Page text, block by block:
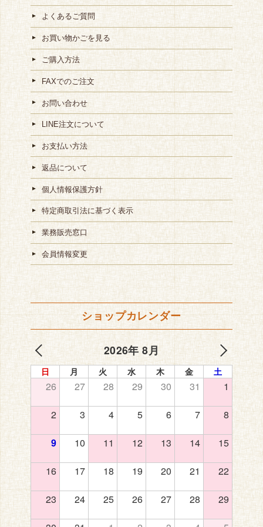
よくあるご質問
お買い物かごを見る
ご購入方法
FAXでのご注文
お問い合わせ
LINE注文について
お支払い方法
返品について
個人情報保護方針
特定商取引法に基づく表示
業務販売窓口
会員情報変更
ショップカレンダー
2026年 8月
日 月 火 水 木 金 土
26 27 28 29 30 31 1
2 3 4 5 6 7 8
9 10 11 12 13 14 15
16 17 18 19 20 21 22
23 24 25 26 27 28 29